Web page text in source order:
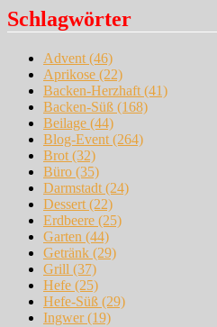
Schlagwörter
Advent (46)
Aprikose (22)
Backen-Herzhaft (41)
Backen-Süß (168)
Beilage (44)
Blog-Event (264)
Brot (32)
Büro (35)
Darmstadt (24)
Dessert (22)
Erdbeere (25)
Garten (44)
Getränk (29)
Grill (37)
Hefe (25)
Hefe-Süß (29)
Ingwer(19)